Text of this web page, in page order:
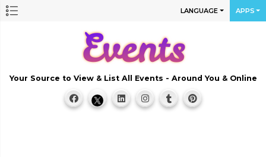
LANGUAGE APPS
Your Source to View & List All Events - Around You & Online